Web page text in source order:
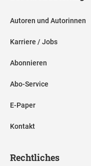
Autoren und Autorinnen
Karriere / Jobs
Abonnieren
Abo-Service
E-Paper
Kontakt
Rechtliches